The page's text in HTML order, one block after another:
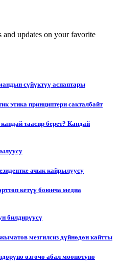
updates on your favorite
сүйүктүү аспаптары
этика принциптери сакталбайт
таасир берет? Кандай
ачык кайрылуусу
кетүү боюнча медиа
билдирүүсү
мезгилсиз дүйнөдөн кайтты
өзгөчө абал мөөнөтүнө